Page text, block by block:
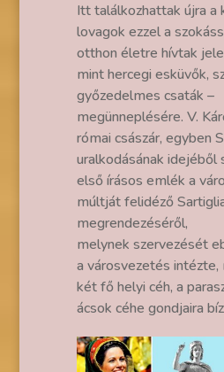
Itt találkozhattak újra a
lovagok ezzel a
otthon életre hívtak
mint hercegi esküvők,
győzedelmes csaták –
megünneplésére. V.
római császár, egyben
uralkodásának idejéből
első írásos emlék a
múltját felidéző
megrendezéséről,
melynek szervezését
a városvezetés intézte,
két fő helyi céh, a
ácsok céhe gondjaira